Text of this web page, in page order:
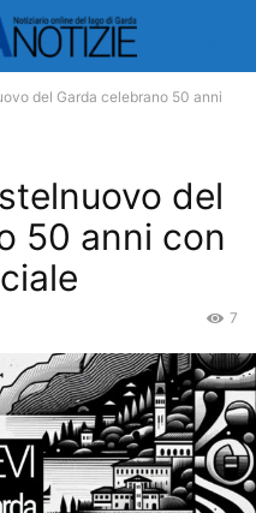
del Garda celebrano 50 anni
del
50 anni con
7